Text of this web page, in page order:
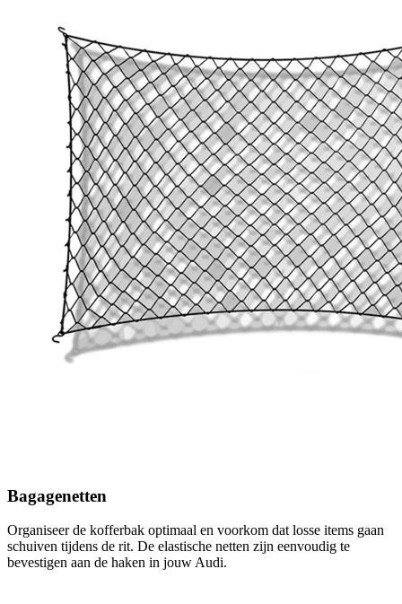
Bagagenetten
Organiseer de kofferbak optimaal en voorkom dat losse items gaan
schuiven tijdens de rit. De elastische netten zijn eenvoudig te
bevestigen aan de haken in jouw Audi.